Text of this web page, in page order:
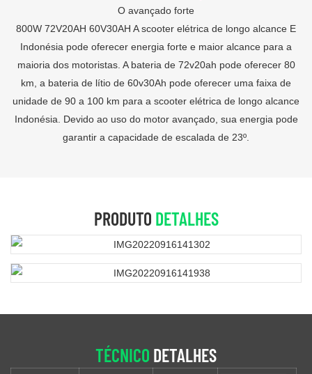
O avançado forte
800W 72V20AH 60V30AH A scooter elétrica de longo alcance E
Indonésia pode oferecer energia forte e maior alcance para a
maioria dos motoristas. A bateria de 72v20ah pode oferecer 80
km, a bateria de lítio de 60v30Ah pode oferecer uma faixa de
unidade de 90 a 100 km para a scooter elétrica de longo alcance
Indonésia. Devido ao uso do motor avançado, sua energia pode
garantir a capacidade de escalada de 23º.
PRODUTO DETALHES
TÉCNICO DETALHES